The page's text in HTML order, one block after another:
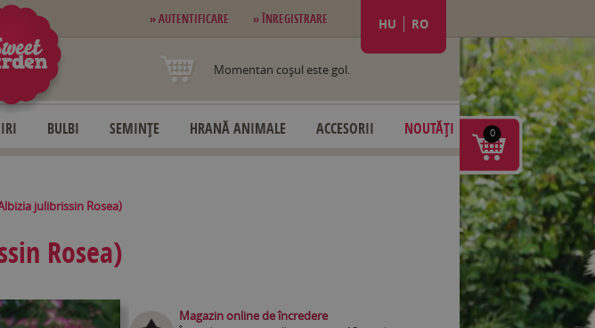
» AUTENTIFICARE » ÎNREGISTRARE HU RO
Momentan coşul este gol.
BULBI SEMINȚE HRANĂ ANIMALE ACCESORII NOUTĂȚI
julibrissin Rosea)
Rosea)
Magazin online de încredere
0